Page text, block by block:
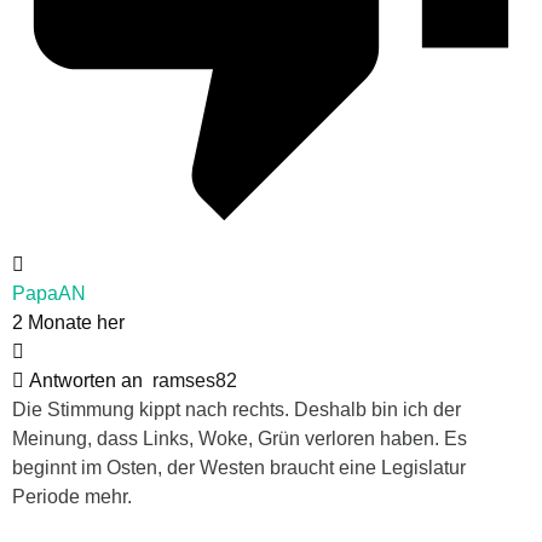
PapaAN
2 Monate her
Antworten an ramses82
Die Stimmung kippt nach rechts. Deshalb bin ich der
Meinung, dass Links, Woke, Grün verloren haben. Es
beginnt im Osten, der Westen braucht eine Legislatur
Periode mehr.